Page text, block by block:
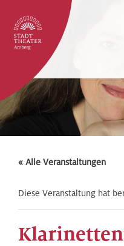
« Alle Veranstaltungen
Diese Veranstaltung hat